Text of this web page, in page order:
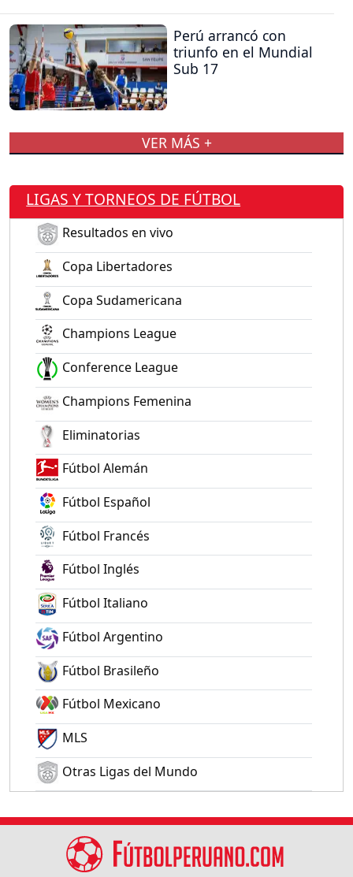
Perú arrancó con
triunfo en el Mundial
Sub 17
VER MÁS +
LIGAS Y TORNEOS DE FÚTBOL
Resultados en vivo
Copa Libertadores
Copa Sudamericana
Champions League
Conference League
Champions Femenina
Eliminatorias
Fútbol Alemán
Fútbol Español
Fútbol Francés
Fútbol Inglés
Fútbol Italiano
Fútbol Argentino
Fútbol Brasileño
Fútbol Mexicano
MLS
Otras Ligas del Mundo